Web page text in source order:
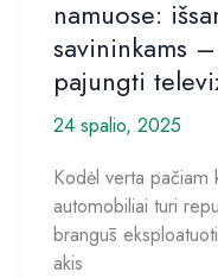
namuose:
savininkams
pajungti
24 spalio, 2025
Kodėl verta pačiam
automobiliai turi
brangūs
akis